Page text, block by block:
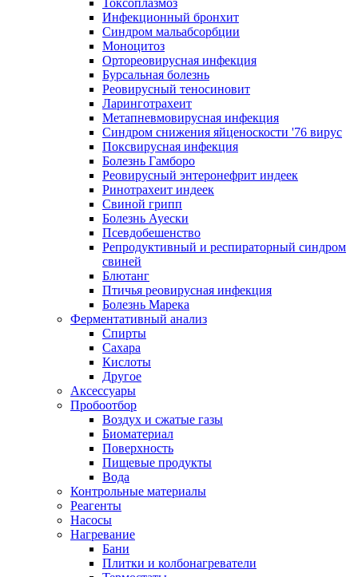
Токсоплазмоз
Инфекционный бронхит
Синдром мальабсорбции
Моноцитоз
Ортореовирусная инфекция
Бурсальная болезнь
Реовирусный теносиновит
Ларинготрахеит
Метапневмовирусная инфекция
Синдром снижения яйценоскости '76 вирус
Поксвирусная инфекция
Болезнь Гамборо
Реовирусный энтеронефрит индеек
Ринотрахеит индеек
Свиной грипп
Болезнь Ауески
Псевдобешенство
Репродуктивный и респираторный синдром
свиней
Блютанг
Птичья реовирусная инфекция
Болезнь Марека
Ферментативный анализ
Спирты
Сахара
Кислоты
Другое
Аксессуары
Пробоотбор
Воздух и сжатые газы
Биоматериал
Поверхность
Пищевые продукты
Вода
Контрольные материалы
Реагенты
Насосы
Нагревание
Бани
Плитки и колбонагреватели